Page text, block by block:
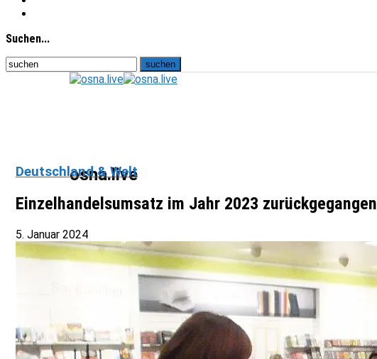
Suchen...
osna.live
Deutschland & Welt
Einzelhandelsumsatz im Jahr 2023 zurückgegangen
5. Januar 2024